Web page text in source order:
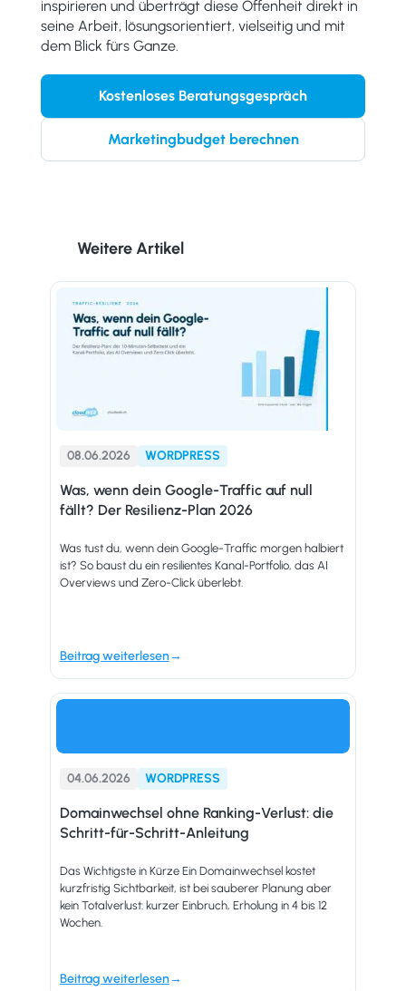
inspirieren und überträgt diese Offenheit direkt in
seine Arbeit, lösungsorientiert, vielseitig und mit
dem Blick fürs Ganze.
Kostenloses Beratungsgespräch
Marketingbudget berechnen
Weitere Artikel
08.06.2026 WORDPRESS
Was, wenn dein Google-Traffic auf null
fällt? Der Resilienz-Plan 2026
Was tust du, wenn dein Google-Traffic morgen halbiert
ist? So baust du ein resilientes Kanal-Portfolio, das AI
Overviews und Zero-Click überlebt.
Beitrag weiterlesen
04.06.2026 WORDPRESS
Domainwechsel ohne Ranking-Verlust: die
Schritt-für-Schritt-Anleitung
Das Wichtigste in Kürze Ein Domainwechsel kostet
kurzfristig Sichtbarkeit, ist bei sauberer Planung aber
kein Totalverlust: kurzer Einbruch, Erholung in 4 bis 12
Wochen.
Beitrag weiterlesen